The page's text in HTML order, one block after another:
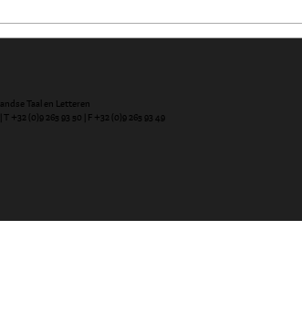
Taal en Letteren
| T +32 (0)9 265 93 50 | F +32 (0)9 265 93 49